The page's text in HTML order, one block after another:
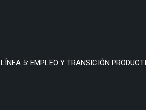
LÍNEA 5: EMPLEO Y TRANSICIÓN